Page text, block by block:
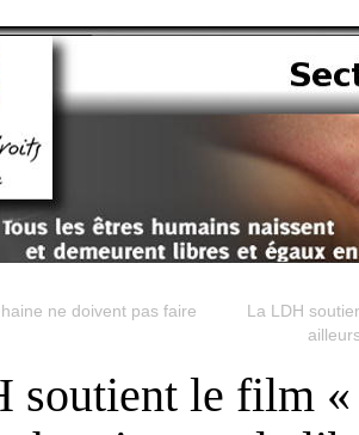
ne doivent pas faire
La LDH
soutient le film